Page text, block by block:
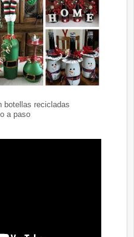
botellas recicladas
a paso